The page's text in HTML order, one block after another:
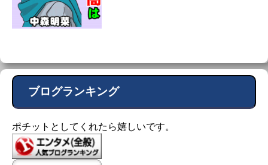
ブログランキング
ポチットとしてくれたら嬉しいです。